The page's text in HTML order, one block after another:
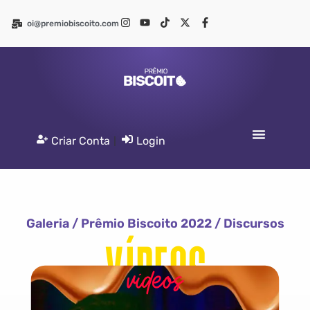
oi@premiobiscoito.com
Criar Conta Login
Galeria/ Prêmio Biscoito 2022/ Discursos
vídeos
VÍDEOS